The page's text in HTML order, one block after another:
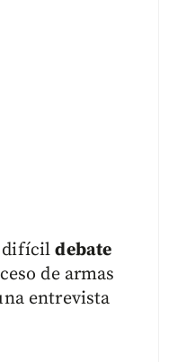
difícildebate
de armas
entrevista